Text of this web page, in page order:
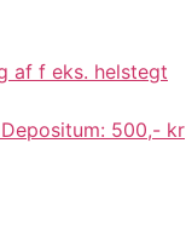
af f eks. helstegt
500,- kr